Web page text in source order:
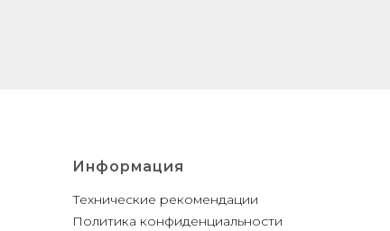
Информация
Технические рекомендации
Политика конфиденциальности